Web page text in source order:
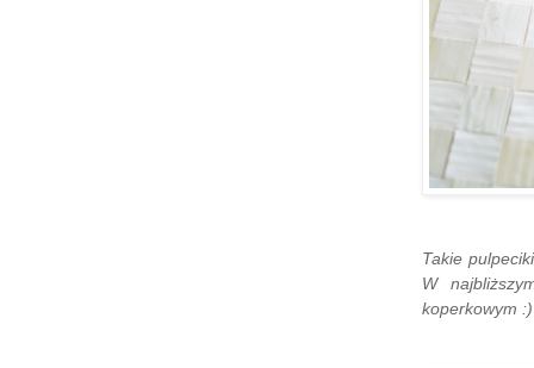
Takie
W
koperkowym :)